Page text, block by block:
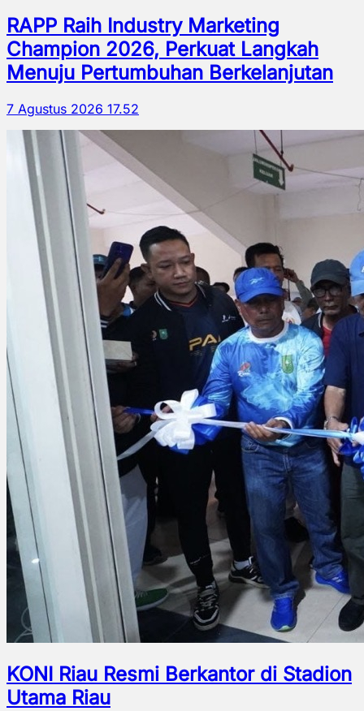
RAPP Raih Industry Marketing
Champion 2026, Perkuat Langkah
Menuju Pertumbuhan Berkelanjutan
7 Agustus 2026 17.52
KONI Riau Resmi Berkantor di Stadion
Utama Riau